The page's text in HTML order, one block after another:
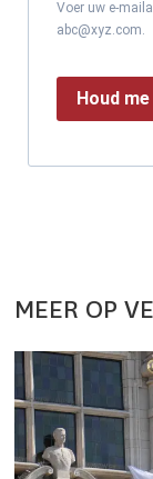
Voer uw e-
abc@xyz.com.
Houd
MEER OP